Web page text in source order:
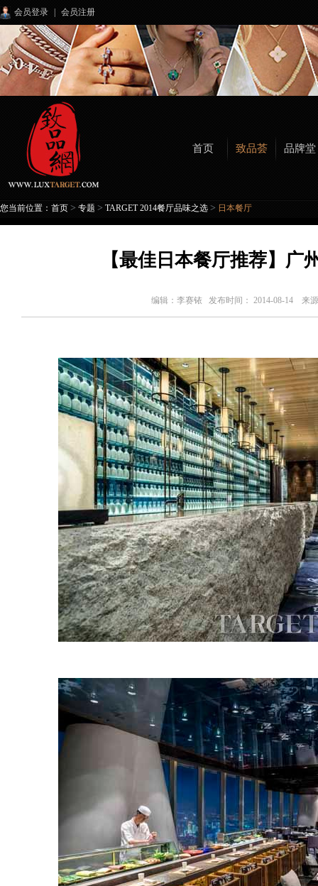
会员登录 会员注册
首页 致品荟 品牌堂
您当前位置： 首页 > 专题 > TARGET 2014餐厅品味之选 > 日本餐厅
【最佳日本餐厅推荐】广
编辑： 李赛铱 发布时间： 2014-08-14 来